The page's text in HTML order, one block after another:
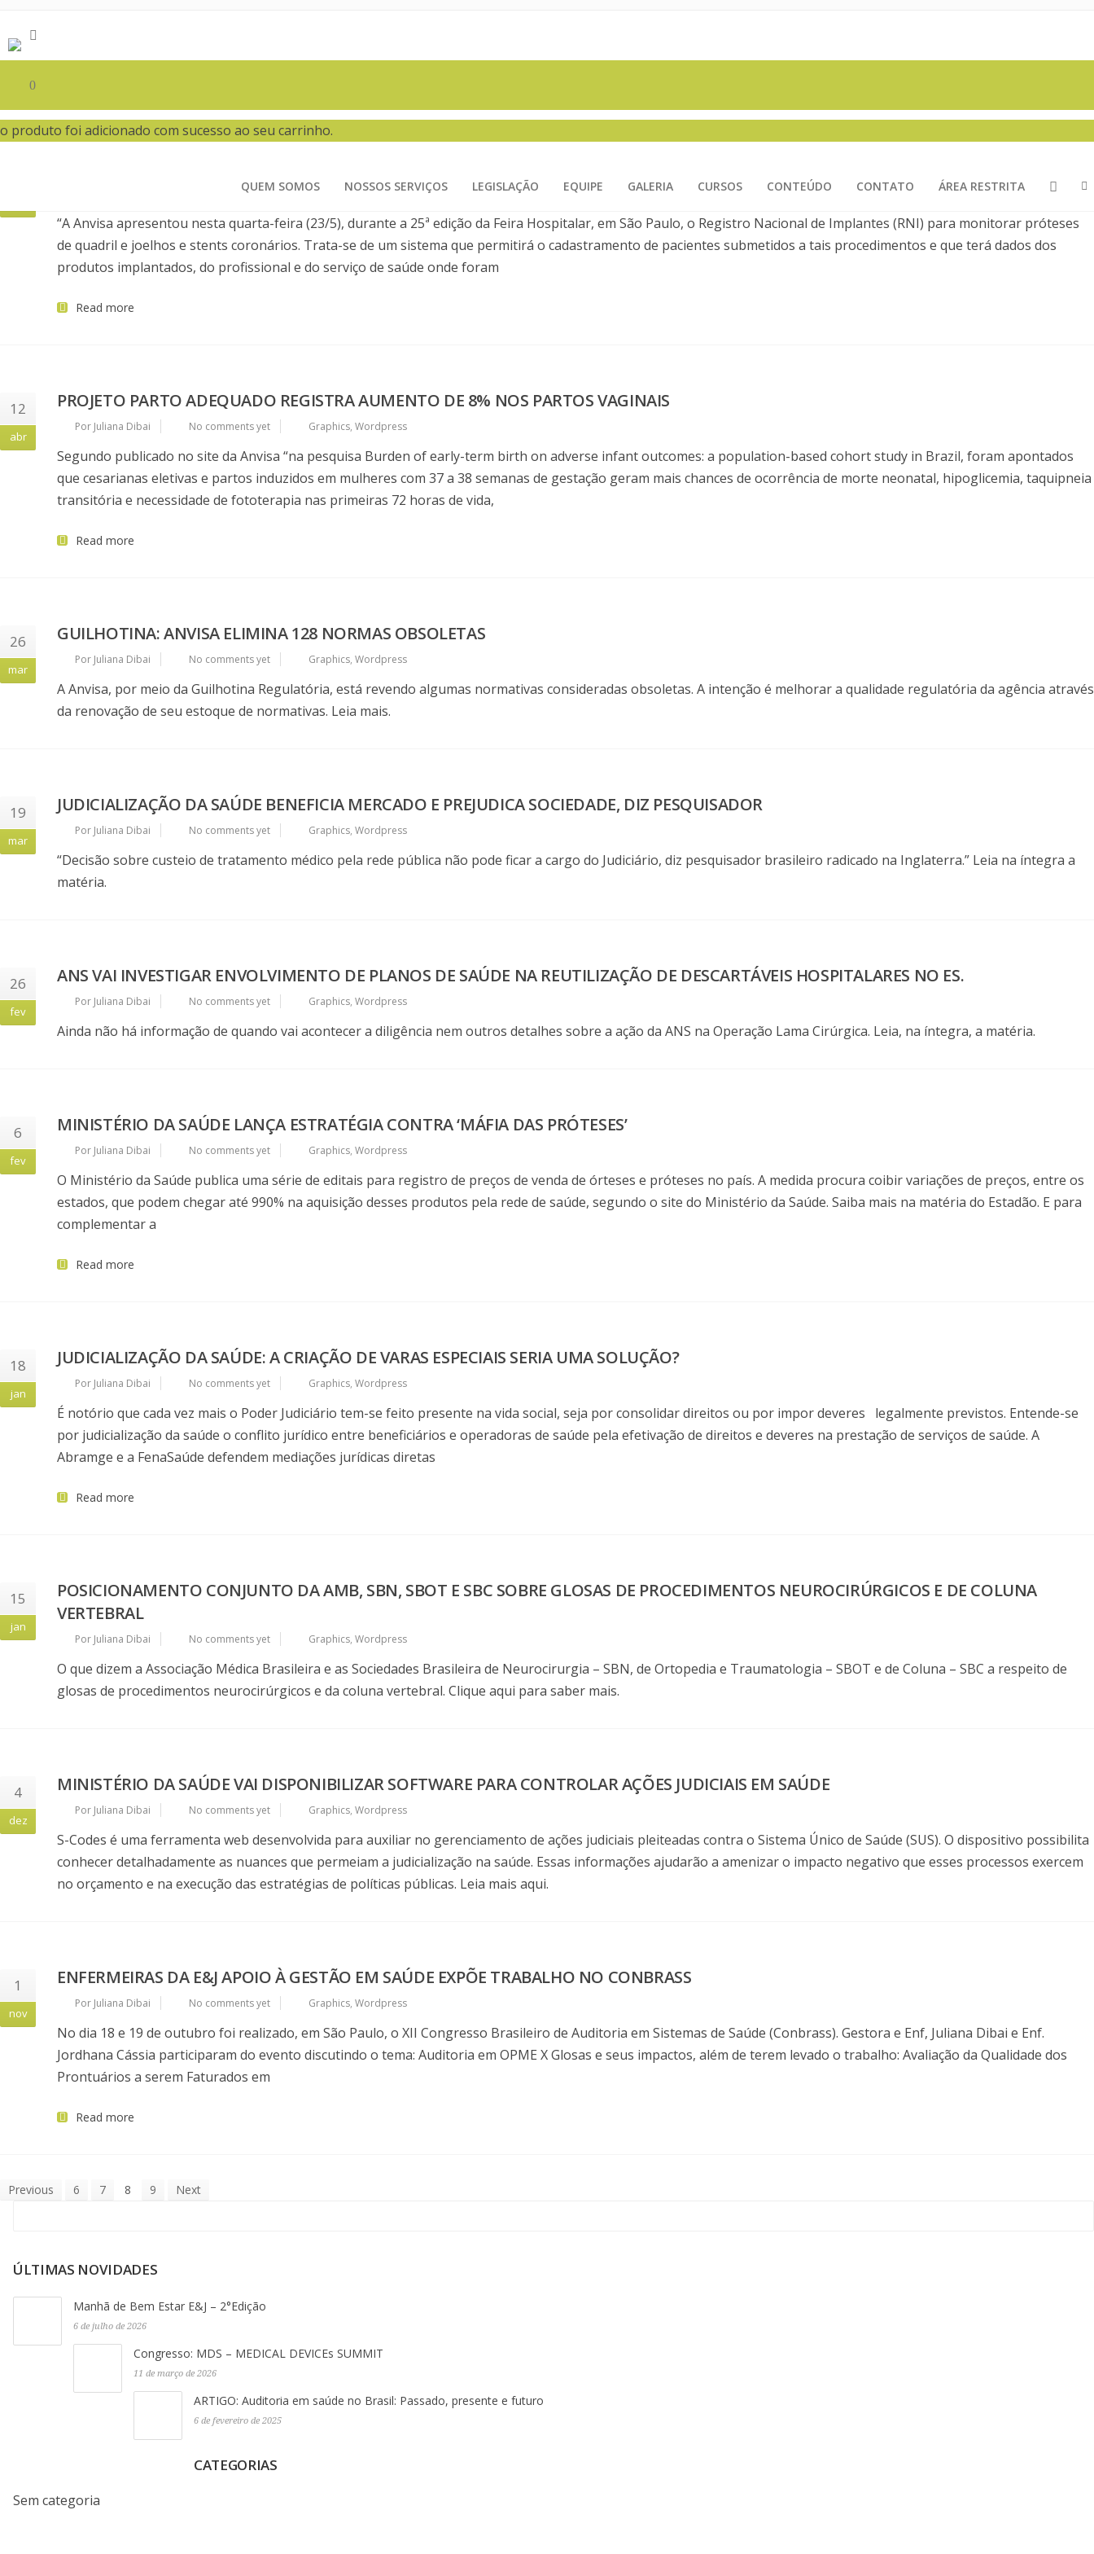
0
o produto foi adicionado com sucesso ao seu carrinho.
QUEM SOMOS NOSSOS SERVIÇOS LEGISLAÇÃO EQUIPE GALERIA CURSOS CONTEÚDO CONTATO ÁREA RESTRITA
SEM CATEGORIA
No comments yet Graphics,Wordpress
“A Anvisa apresentou nesta quarta-feira (23/5), durante a 25ª edição da Feira Hospitalar, em São Paulo, o Registro Nacional de Implantes (RNI) para monitorar próteses
de quadril e joelhos e stents coronários. Trata-se de um sistema que permitirá o cadastramento de pacientes submetidos a tais procedimentos e que terá dados dos
produtos implantados, do profissional e do serviço de saúde onde foram
Read more
12
abr
PROJETO PARTO ADEQUADO REGISTRA AUMENTO DE 8% NOS PARTOS VAGINAIS
Por Juliana Dibai No comments yet Graphics, Wordpress
Segundo publicado no site da Anvisa “na pesquisa Burden of early-term birth on adverse infant outcomes: a population-based cohort study in Brazil, foram apontados
que cesarianas eletivas e partos induzidos em mulheres com 37 a 38 semanas de gestação geram mais chances de ocorrência de morte neonatal, hipoglicemia, taquipneia
transitória e necessidade de fototerapia nas primeiras 72 horas de vida,
Read more
26
mar
GUILHOTINA: ANVISA ELIMINA 128 NORMAS OBSOLETAS
Por Juliana Dibai No comments yet Graphics, Wordpress
A Anvisa, por meio da Guilhotina Regulatória, está revendo algumas normativas consideradas obsoletas. A intenção é melhorar a qualidade regulatória da agência através
da renovação de seu estoque de normativas. Leia mais.
19
mar
JUDICIALIZAÇÃO DA SAÚDE BENEFICIA MERCADO E PREJUDICA SOCIEDADE, DIZ PESQUISADOR
Por Juliana Dibai No comments yet Graphics, Wordpress
“Decisão sobre custeio de tratamento médico pela rede pública não pode ficar a cargo do Judiciário, diz pesquisador brasileiro radicado na Inglaterra.” Leia na íntegra a
matéria.
26
fev
ANS VAI INVESTIGAR ENVOLVIMENTO DE PLANOS DE SAÚDE NA REUTILIZAÇÃO DE DESCARTÁVEIS HOSPITALARES NO ES.
Por Juliana Dibai No comments yet Graphics, Wordpress
Ainda não há informação de quando vai acontecer a diligência nem outros detalhes sobre a ação da ANS na Operação Lama Cirúrgica. Leia, na íntegra, a matéria.
6
fev
MINISTÉRIO DA SAÚDE LANÇA ESTRATÉGIA CONTRA ‘MÁFIA DAS PRÓTESES’
Por Juliana Dibai No comments yet Graphics, Wordpress
O Ministério da Saúde publica uma série de editais para registro de preços de venda de órteses e próteses no país. A medida procura coibir variações de preços, entre os
estados, que podem chegar até 990% na aquisição desses produtos pela rede de saúde, segundo o site do Ministério da Saúde. Saiba mais na matéria do Estadão. E para
complementar a
Read more
18
jan
JUDICIALIZAÇÃO DA SAÚDE: A CRIAÇÃO DE VARAS ESPECIAIS SERIA UMA SOLUÇÃO?
Por Juliana Dibai No comments yet Graphics, Wordpress
É notório que cada vez mais o Poder Judiciário tem-se feito presente na vida social, seja por consolidar direitos ou por impor deveres legalmente previstos. Entende-se
por judicialização da saúde o conflito jurídico entre beneficiários e operadoras de saúde pela efetivação de direitos e deveres na prestação de serviços de saúde. A
Abramge e a FenaSaúde defendem mediações jurídicas diretas
Read more
15
jan
POSICIONAMENTO CONJUNTO DA AMB, SBN, SBOT E SBC SOBRE GLOSAS DE PROCEDIMENTOS NEUROCIRÚRGICOS E DE COLUNA
VERTEBRAL
Por Juliana Dibai No comments yet Graphics, Wordpress
O que dizem a Associação Médica Brasileira e as Sociedades Brasileira de Neurocirurgia – SBN, de Ortopedia e Traumatologia – SBOT e de Coluna – SBC a respeito de
glosas de procedimentos neurocirúrgicos e da coluna vertebral. Clique aqui para saber mais.
4
dez
MINISTÉRIO DA SAÚDE VAI DISPONIBILIZAR SOFTWARE PARA CONTROLAR AÇÕES JUDICIAIS EM SAÚDE
Por Juliana Dibai No comments yet Graphics, Wordpress
S-Codes é uma ferramenta web desenvolvida para auxiliar no gerenciamento de ações judiciais pleiteadas contra o Sistema Único de Saúde (SUS). O dispositivo possibilita
conhecer detalhadamente as nuances que permeiam a judicialização na saúde. Essas informações ajudarão a amenizar o impacto negativo que esses processos exercem
no orçamento e na execução das estratégias de políticas públicas. Leia mais aqui.
1
nov
ENFERMEIRAS DA E&J APOIO À GESTÃO EM SAÚDE EXPÕE TRABALHO NO CONBRASS
Por Juliana Dibai No comments yet Graphics, Wordpress
No dia 18 e 19 de outubro foi realizado, em São Paulo, o XII Congresso Brasileiro de Auditoria em Sistemas de Saúde (Conbrass). Gestora e Enf, Juliana Dibai e Enf.
Jordhana Cássia participaram do evento discutindo o tema: Auditoria em OPME X Glosas e seus impactos, além de terem levado o trabalho: Avaliação da Qualidade dos
Prontuários a serem Faturados em
Read more
Previous 6 7 8 9 Next
ÚLTIMAS NOVIDADES
Manhã de Bem Estar E&J – 2°Edição
6 de julho de 2026
Congresso: MDS – MEDICAL DEVICEs SUMMIT
11 de março de 2026
ARTIGO: Auditoria em saúde no Brasil: Passado, presente e futuro
6 de fevereiro de 2025
CATEGORIAS
Sem categoria